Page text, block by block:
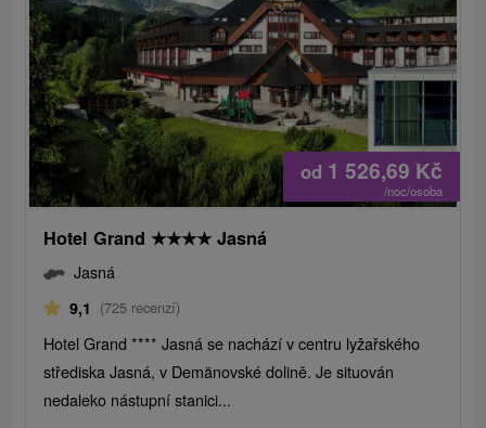
od 1 526,69 Kč
/noc/osoba
Hotel Grand ★★★★ Jasná
Jasná
9,1 (725 recenzí)
Hotel Grand **** Jasná se nachází v centru lyžařského
střediska Jasná, v Demänovské dolině. Je situován
nedaleko nástupní stanici...